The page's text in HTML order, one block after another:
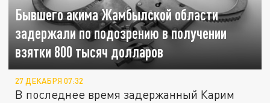
Бывшего акима Жамбылской области
задержали по подозрению в получении
взятки 800 тысяч долларов
27 ДЕКАБРЯ 07:32
В последнее время задержанный Карим